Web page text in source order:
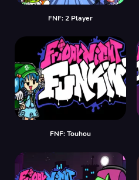
FNF: 2 Player
FNF: Touhou